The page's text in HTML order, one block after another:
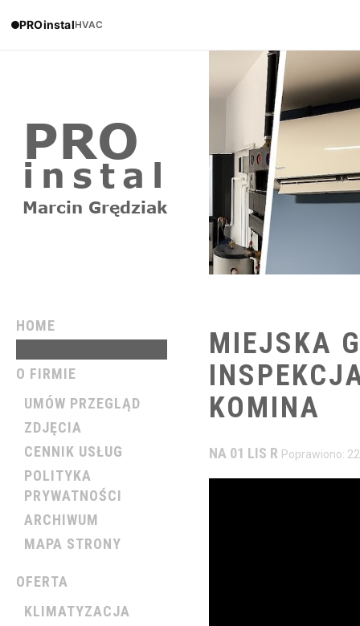
PROinstalHVAC
HOME
O FIRMIE
UMÓW PRZEGLĄD
ZDJĘCIA
CENNIK USŁUG
POLITYKA
PRYWATNOŚCI
ARCHIWUM
MAPA STRONY
OFERTA
KLIMATYZACJA
MIEJSKA
KOMINA
NA 01 LIS R Poprawiono: